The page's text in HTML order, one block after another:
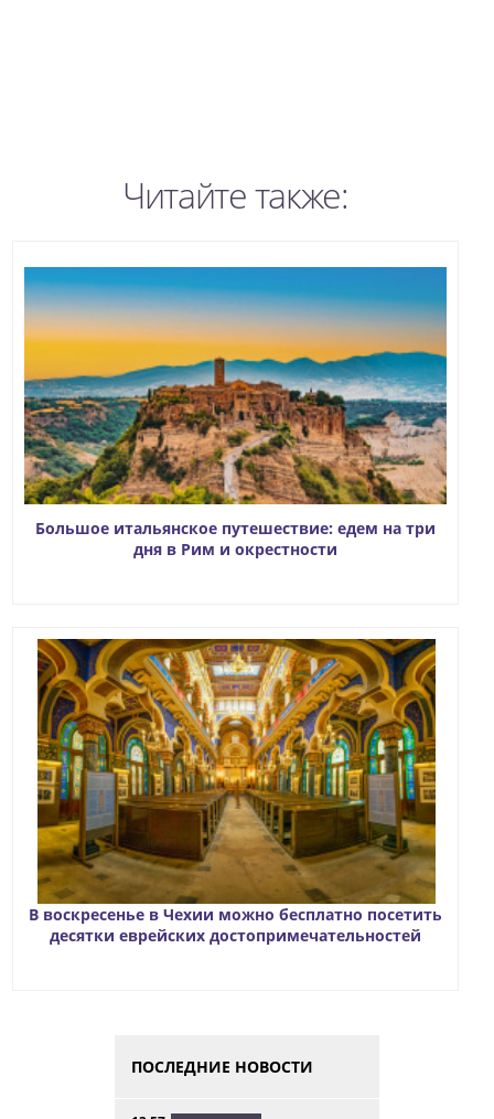
Читайте также:
Большое итальянское путешествие: едем на три
дня в Рим и окрестности
В воскресенье в Чехии можно бесплатно посетить
десятки еврейских достопримечательностей
ПОСЛЕДНИЕ НОВОСТИ